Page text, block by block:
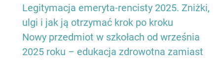
Legitymacja emeryta-rencisty 2025. Zniżki,
ulgi i jak ją otrzymać krok po kroku
Nowy przedmiot w szkołach od września
2025 roku – edukacja zdrowotna zamiast